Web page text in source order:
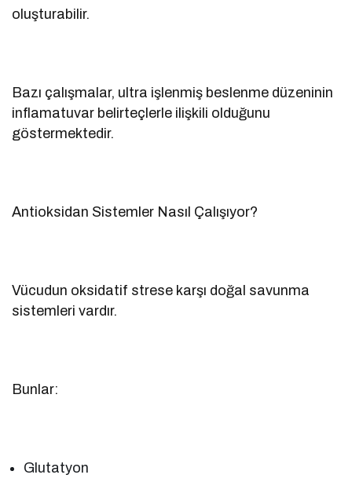
oluşturabilir.
Bazı çalışmalar, ultra işlenmiş beslenme düzeninin
inflamatuvar belirteçlerle ilişkili olduğunu
göstermektedir.
Antioksidan Sistemler Nasıl Çalışıyor?
Vücudun oksidatif strese karşı doğal savunma
sistemleri vardır.
Bunlar:
Glutatyon